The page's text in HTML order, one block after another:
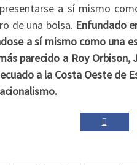
a sí mismo
de una bolsa. Enfundado
a sí mismo como una
parecido a Roy
a la Costa Oeste de